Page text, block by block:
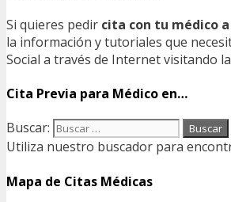
Si quieres pedir cita con tu médico
la información y tutoriales que
Social a través de Internet visitando la
Cita Previa para Médico en…
Buscar:
Utiliza nuestro buscador para
Mapa de Citas Médicas